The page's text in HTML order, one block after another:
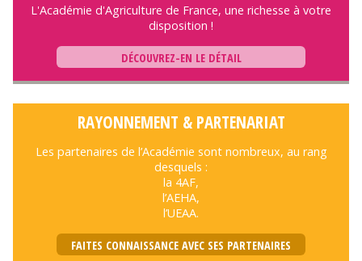
L'Académie d'Agriculture de France, une richesse à votre
disposition !
DÉCOUVREZ-EN LE DÉTAIL
RAYONNEMENT & PARTENARIAT
Les partenaires de l’Académie sont nombreux, au rang
desquels :
la 4AF,
l’AEHA,
l’UEAA.
FAITES CONNAISSANCE AVEC SES PARTENAIRES